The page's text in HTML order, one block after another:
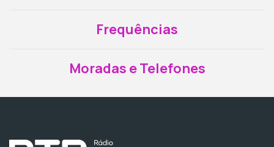
Frequências
Moradas e Telefones